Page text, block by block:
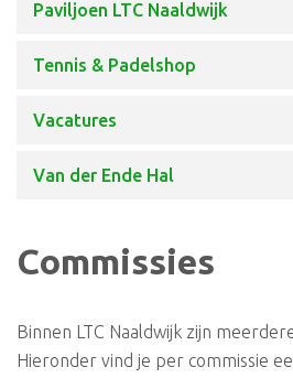
Paviljoen LTC Naaldwijk
Tennis & Padelshop
Vacatures
Van der Ende Hal
Commissies
Binnen LTC Naaldwijk zijn
Hieronder vind je per commissie